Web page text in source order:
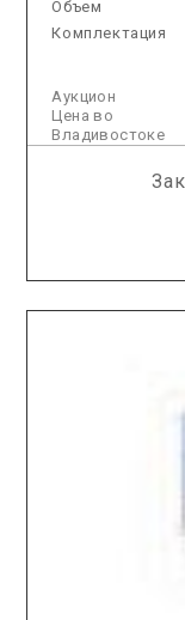
Объем
Комплектация
Аукцион
Цена во
Владивостоке